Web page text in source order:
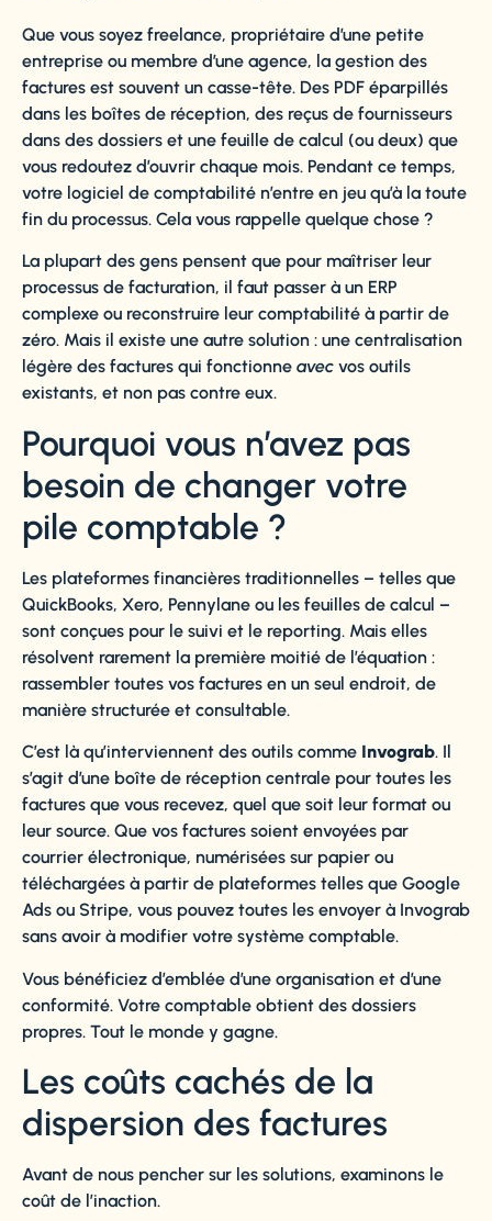
Que vous soyez freelance, propriétaire d’une petite
entreprise ou membre d’une agence, la gestion des
factures est souvent un casse-tête. Des PDF éparpillés
dans les boîtes de réception, des reçus de fournisseurs
dans des dossiers et une feuille de calcul (ou deux) que
vous redoutez d’ouvrir chaque mois. Pendant ce temps,
votre logiciel de comptabilité n’entre en jeu qu’à la toute
fin du processus. Cela vous rappelle quelque chose ?
La plupart des gens pensent que pour maîtriser leur
processus de facturation, il faut passer à un ERP
complexe ou reconstruire leur comptabilité à partir de
zéro. Mais il existe une autre solution : une centralisation
légère des factures qui fonctionne avec vos outils
existants, et non pas contre eux.
Pourquoi vous n’avez pas
besoin de changer votre
pile comptable ?
Les plateformes financières traditionnelles – telles que
QuickBooks, Xero, Pennylane ou les feuilles de calcul –
sont conçues pour le suivi et le reporting. Mais elles
résolvent rarement la première moitié de l’équation :
rassembler toutes vos factures en un seul endroit, de
manière structurée et consultable.
C’est là qu’interviennent des outils comme Invograb. Il
s’agit d’une boîte de réception centrale pour toutes les
factures que vous recevez, quel que soit leur format ou
leur source. Que vos factures soient envoyées par
courrier électronique, numérisées sur papier ou
téléchargées à partir de plateformes telles que Google
Ads ou Stripe, vous pouvez toutes les envoyer à Invograb
sans avoir à modifier votre système comptable.
Vous bénéficiez d’emblée d’une organisation et d’une
conformité. Votre comptable obtient des dossiers
propres. Tout le monde y gagne.
Les coûts cachés de la
dispersion des factures
Avant de nous pencher sur les solutions, examinons le
coût de l’inaction.